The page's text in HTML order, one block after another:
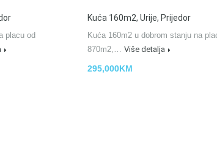
placu od
Kuća 160m2, Urije, Prijedor
Kuća 160m2 u dobrom stanju na
870m2,… Više detalja
295,000KM